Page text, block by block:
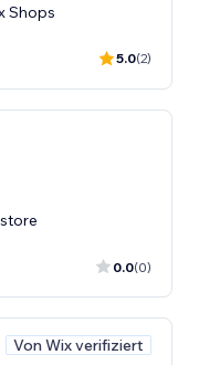
Shops
5.0(2)
0.0(0)
Von Wix verifiziert